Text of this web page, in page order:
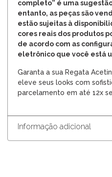
completo” é uma
entanto, as peças são
estão sujeitas à
cores reais dos produtos
de acordo com as
eletrônico que você está
Garanta a sua Regata
eleve seus looks com
parcelamento em até 12x
Informação adicional